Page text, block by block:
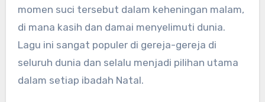
momen suci tersebut dalam keheningan malam,
di mana kasih dan damai menyelimuti dunia.
Lagu ini sangat populer di gereja-gereja di
seluruh dunia dan selalu menjadi pilihan utama
dalam setiap ibadah Natal.